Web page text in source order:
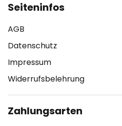
Seiteninfos
AGB
Datenschutz
Impressum
Widerrufsbelehrung
Zahlungsarten